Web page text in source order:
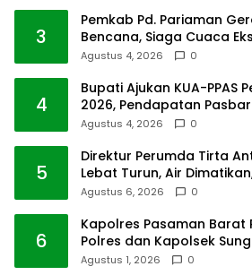
3
Pemkab Pd. Pariaman
Bencana, Siaga Cuaca
Agustus 4, 2026 0
4
Bupati Ajukan KUA-PPAS
2026, Pendapatan Pasbar
Agustus 4, 2026 0
5
Direktur Perumda Tirta
Lebat Turun, Air
Agustus 6, 2026 0
6
Kapolres Pasaman Barat
Polres dan Kapolsek
Agustus 1, 2026 0